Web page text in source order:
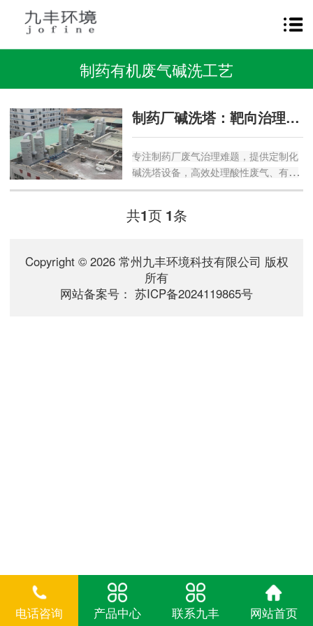
制药有机废气碱洗工艺
制药厂碱洗塔：靶向治理有机废气与酸碱污染物的创新方案
专注制药厂废气治理难题，提供定制化
碱洗塔设备，高效处理酸性废气、有机
污染物。通过精准的碱液喷淋工艺，结
废气稳定达标排放，满足严苛环保要
共1页 1条
Copyright © 2026 常州九丰环境科技有限公司 版权
所有
网站备案号： 苏ICP备2024119865号
电话咨询 产品中心 联系九丰 网站首页